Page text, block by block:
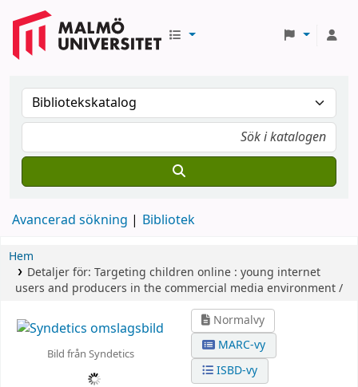
Avancerad sökning Bibliotek
Hem
Detaljer för: Targeting children online : young internet
users and producers in the commercial media environment /
Bild från Syndetics
Normalvy
MARC-vy
ISBD-vy